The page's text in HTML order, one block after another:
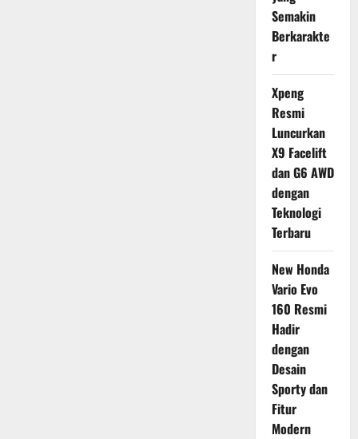
Semakin
Berkarakte
r
Xpeng
Resmi
Luncurkan
X9 Facelift
dan G6 AWD
dengan
Teknologi
Terbaru
New Honda
Vario Evo
160 Resmi
Hadir
dengan
Desain
Sporty dan
Fitur
Modern